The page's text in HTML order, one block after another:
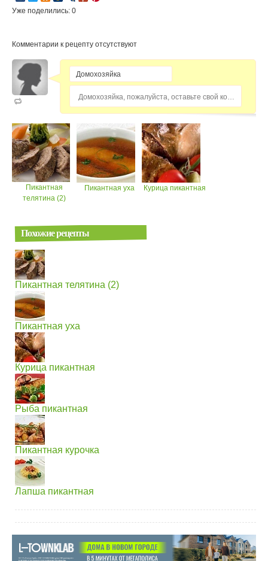
Уже поделились: 0
Комментарии к рецепту отсутствуют
Домохозяйка, пожалуйста, оставьте свой комментарий...
Пикантная
телятина (2)
Пикантная уха Курица пикантная
Похожие рецепты
Пикантная телятина (2)
Пикантная уха
Курица пикантная
Рыба пикантная
Пикантная курочка
Лапша пикантная